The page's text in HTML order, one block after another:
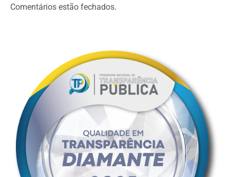
Comentários estão fechados.